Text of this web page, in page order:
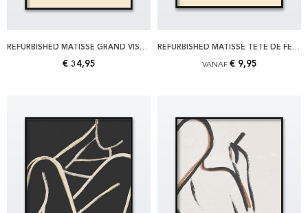
REFURBISHED MATISSE GRAND VISAGE 70X100 POSTER
€ 34,95
REFURBISHED MATISSE TETE DE FEMME POSTER
VANAF € 9,95